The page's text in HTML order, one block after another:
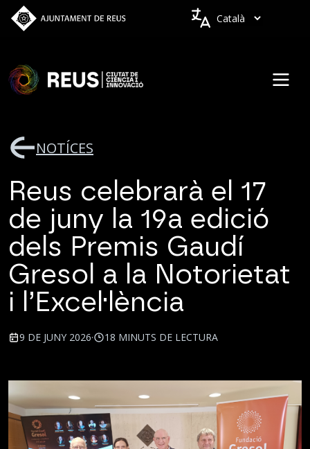
Vés al contingut
Idiomes
NOTÍCES
Reus celebrarà el 17
de juny la 19a edició
dels Premis Gaudí
Gresol a la Notorietat
i l’Excel·lència
9 DE JUNY 2026· 18 MINUTS DE LECTURA